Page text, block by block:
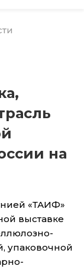
на
«ТАИФ»
выставке
упаковочной